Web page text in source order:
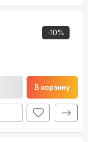
-10%
В корзину